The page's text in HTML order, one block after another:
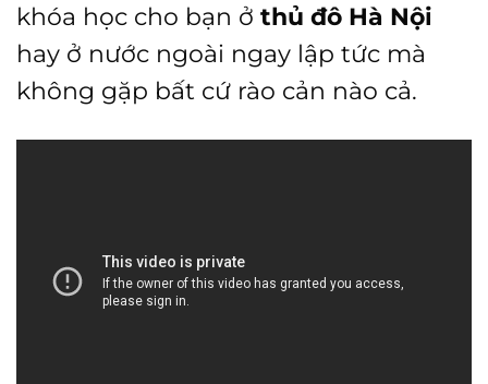
khóa học cho bạn ở thủ đô Hà Nội
hay ở nước ngoài ngay lập tức mà
không gặp bất cứ rào cản nào cả.